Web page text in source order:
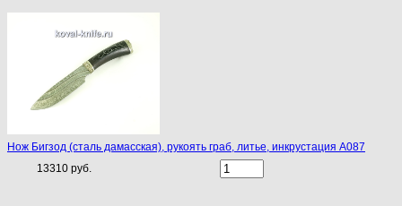
Нож Бигзод (сталь дамасская), рукоять граб, литье, инкрустация A087
13310 руб.